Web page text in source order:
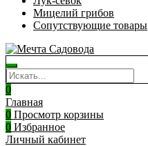
Мицелий грибов
Сопутствующие товары
0
Главная
0 Просмотр корзины
0 Избранное
Личный кабинет